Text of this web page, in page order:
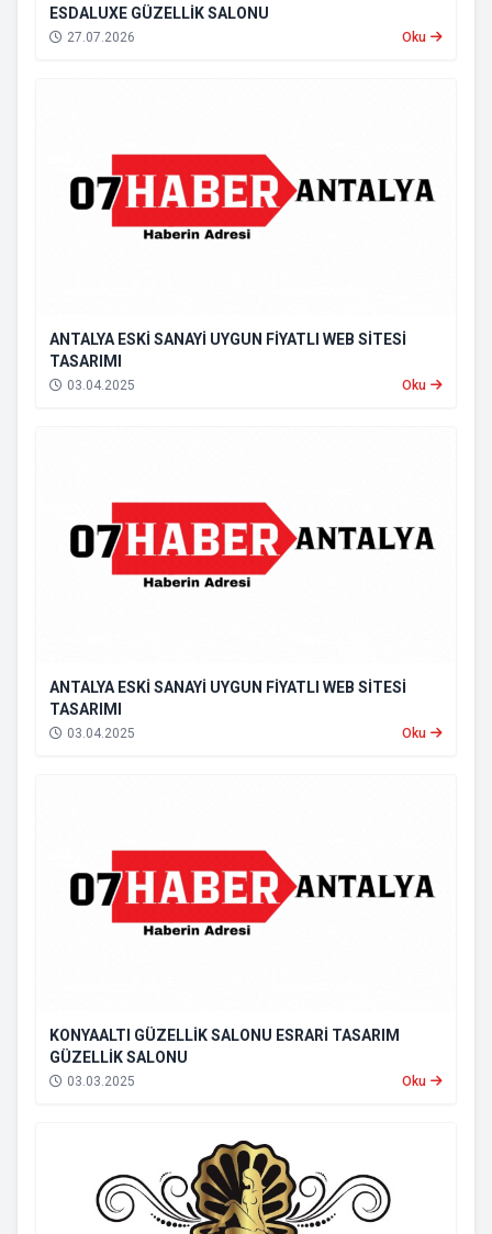
ESDALUXE GÜZELLİK SALONU
27.07.2026 Oku
ANTALYA ESKİ SANAYİ UYGUN FİYATLI WEB SİTESİ
TASARIMI
03.04.2025 Oku
ANTALYA ESKİ SANAYİ UYGUN FİYATLI WEB SİTESİ
TASARIMI
03.04.2025 Oku
KONYAALTI GÜZELLİK SALONU ESRARİ TASARIM
GÜZELLİK SALONU
03.03.2025 Oku